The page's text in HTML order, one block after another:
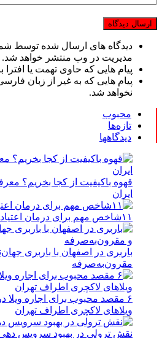
دیدگاه های ارسال شده توسط
مدیریت در وب منتشر خواهد شد.
پیام هایی که حاوی تهمت یا
پیام هایی که به غیر از زبان
نخواهد شد.
محبوب
تازه‌ها
دیدگاهها
ایران
۱۱شاخص مهم برای درمان اعتیاد با کیفیت بالا
باربری در اصفهان با باربری
مقرون‌به‌صرفه
۶ مقصد محبوب برای اجاره ویلا
ویلاهای لاکچری اطراف تهران
نقش ترولی در بهبود سرویس